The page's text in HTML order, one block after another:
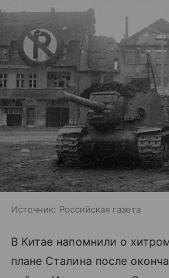
Источник: Российская газета
В Китае напомнили о
плане Сталина после